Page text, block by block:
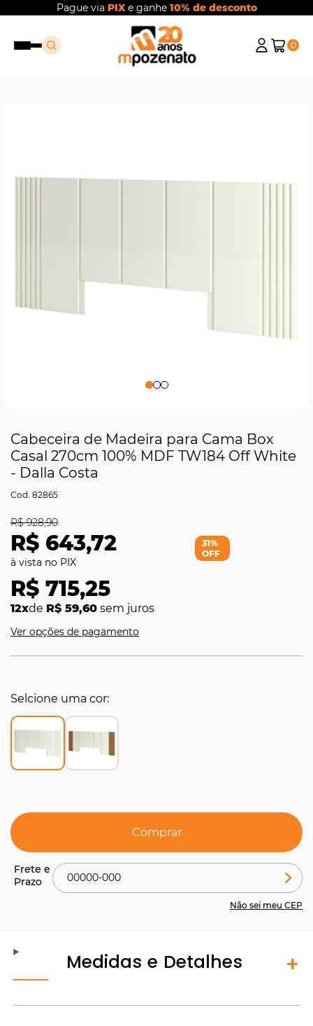
Pague via PIXe ganhe 10% de desconto
0
Cabeceira de Madeira para Cama Box
Casal 270cm 100% MDF TW184 Off White
- Dalla Costa
82865
R$ 643,72
R$ 928,90
R$ 715,25
12xde R$ 59,60 sem juros
31%
OFF
Ver opções de pagamento
Selcione uma cor
Comprar
Não sei meu CEP
Medidas e Detalhes